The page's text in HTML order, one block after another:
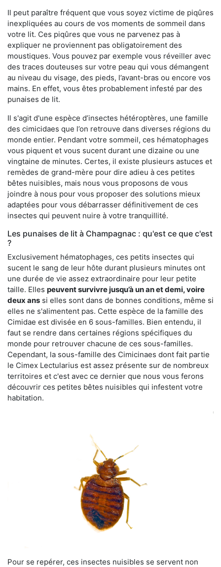
Il peut paraître fréquent que vous soyez victime de piqûres
inexpliquées au cours de vos moments de sommeil dans
votre lit. Ces piqûres que vous ne parvenez pas à
expliquer ne proviennent pas obligatoirement des
moustiques. Vous pouvez par exemple vous réveiller avec
des traces douteuses sur votre peau qui vous démangent
au niveau du visage, des pieds, l’avant-bras ou encore vos
mains. En effet, vous êtes probablement infesté par des
punaises de lit.
Il s'agit d'une espèce d’insectes hétéroptères, une famille
des cimicidaes que l’on retrouve dans diverses régions du
monde entier. Pendant votre sommeil, ces hématophages
vous piquent et vous sucent durant une dizaine ou une
vingtaine de minutes. Certes, il existe plusieurs astuces et
remèdes de grand-mère pour dire adieu à ces petites
bêtes nuisibles, mais nous vous proposons de vous
joindre à nous pour vous proposer des solutions mieux
adaptées pour vous débarrasser définitivement de ces
insectes qui peuvent nuire à votre tranquillité.
Les punaises de lit à Champagnac : qu'est ce que c'est
?
Exclusivement hématophages, ces petits insectes qui
sucent le sang de leur hôte durant plusieurs minutes ont
une durée de vie assez extraordinaire pour leur petite
taille. Elles peuvent survivre jusqu’à un an et demi, voire
deux ans si elles sont dans de bonnes conditions, même si
elles ne s'alimentent pas. Cette espèce de la famille des
Cimidae est divisée en 6 sous-familles. Bien entendu, il
faut se rendre dans certaines régions spécifiques du
monde pour retrouver chacune de ces sous-familles.
Cependant, la sous-famille des Cimicinaes dont fait partie
le Cimex Lectularius est assez présente sur de nombreux
territoires et c'est avec ce dernier que nous vous ferons
découvrir ces petites bêtes nuisibles qui infestent votre
habitation.
Pour se repérer, ces insectes nuisibles se servent non